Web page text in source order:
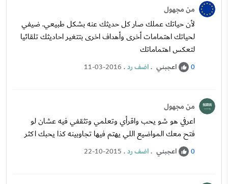
من مجهول
لأن حياتك عملك صار كل حديثك عنه بشكل طبيعي. ضيفي
لحياتك اهتمامات أخرى وأهداف اخرى بتتغير احاديثك تلقائيا
لتعكس اهتماماتك
0 اعجبني .اضف رد.
11-03-2016
من مجهول
اعرفي هو شو يحب واقرأي وتعلمي وتثقفي فيه عشان لو
فتح معك المواضيع اللي يهتم فيها تجاوبينه كذا يحبك اكثر
0 اعجبني .اضف رد.
22-10-2015